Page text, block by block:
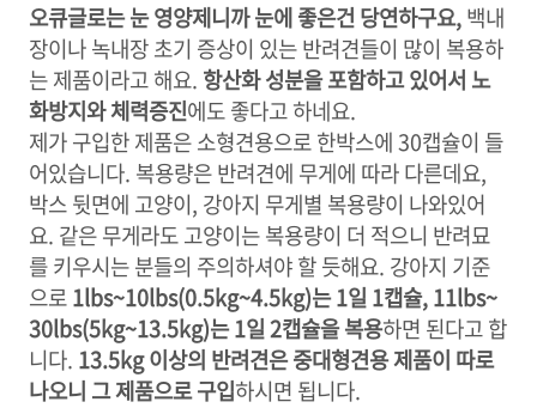
오큐글로는 눈 영양제니까 눈에 좋은건 당연하구요,백내
장이나 녹내장 초기 증상이 있는 반려견들이 많이 복용하
는 제품이라고 해요. 항산화 성분을 포함하고 있어서 노
화방지와 체력증진에도 좋다고 하네요.
제가 구입한 제품은 소형견용으로 한박스에 30캡슐이 들
어있습니다. 복용량은 반려견에 무게에 따라 다른데요,
박스 뒷면에 고양이, 강아지 무게별 복용량이 나와있어
요. 같은 무게라도 고양이는 복용량이 더 적으니 반려묘
를 키우시는 분들의 주의하셔야 할 듯해요. 강아지 기준
으로1lbs~10lbs(0.5kg~4.5kg)는 1일 1캡슐, 11lbs~
30lbs(5kg~13.5kg)는 1일 2캡슐을 복용하면 된다고 합
니다. 13.5kg 이상의 반려견은 중대형견용 제품이 따로
나오니 그 제품으로 구입하시면 됩니다.